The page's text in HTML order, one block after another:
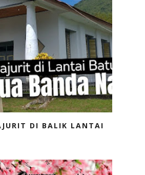
DI BALIK LANTAI